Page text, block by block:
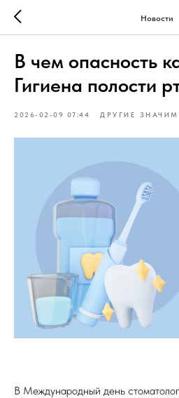
Новости
В чем опасность
Гигиена полости
2026-02-09 07:44 ДРУГИЕ
В Международный день